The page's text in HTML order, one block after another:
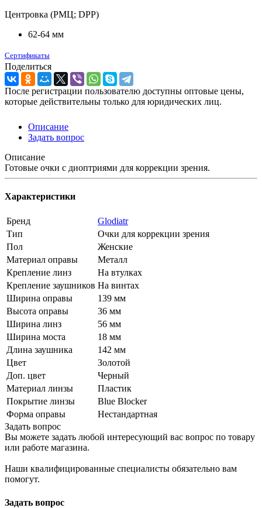
Центровка (РМЦ; DPP)
62-64 мм
Сертификаты
Поделиться
После регистрации пользователю доступны оптовые цены,
которые действительны только для юридических лиц.
Описание
Задать вопрос
Описание
Готовые очки с диоптриями для коррекции зрения.
Характеристики
Бренд
Glodiatr
Тип
Очки для коррекции зрения
Пол
Женские
Материал оправы
Металл
Крепление линз
На втулках
Крепление заушников На винтах
Ширина оправы
139 мм
Высота оправы
36 мм
Ширина линз
56 мм
Ширина моста
18 мм
Длина заушника
142 мм
Цвет
Золотой
Доп. цвет
Черный
Материал линзы
Пластик
Покрытие линзы
Blue Blocker
Форма оправы
Нестандартная
Задать вопрос
Вы можете задать любой интересующий вас вопрос по товару
или работе магазина.
Наши квалифицированные специалисты обязательно вам
помогут.
Задать вопрос